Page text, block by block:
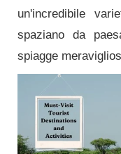
un'incredibile
spaziano da
spiagge